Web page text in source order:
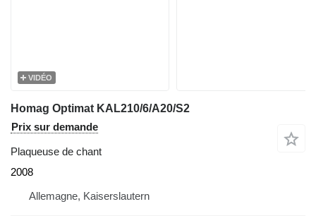
VIDÉO
Homag Optimat KAL210/6/A20/S2
Prix sur demande
Plaqueuse de chant
2008
Allemagne, Kaiserslautern